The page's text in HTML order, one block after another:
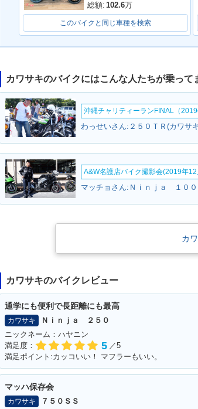
1986年 ELIMINATOR 4
00
総額: 102.6万
このバイクと同じ車種を検索
カワサキのバイクにはこんな人たちが乗って
沖縄チャリティーランFINAL（2019
わっせいさん:２５０ＴＲ(カワサ
A&W名護店バイク撮影会(2019年
マッチョさん:Ｎｉｎｊａ １００
カ
カワサキのバイクレビュー
通学にも便利で長距離にも最高
カワサキ
Ｎｉｎｊａ ２５０
ニックネーム：ハヤニン
満足度：
5 ／5
満足ポイント:カッコいい！ マフラーもいい。
マッハ保存会
カワサキ
７５０ＳＳ